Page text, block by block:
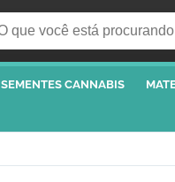
SEMENTES CANNABIS